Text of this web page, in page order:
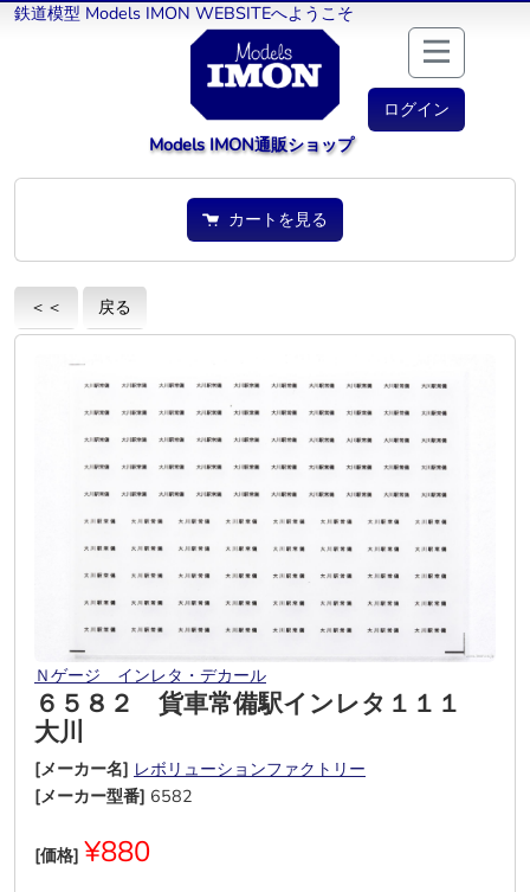
鉄道模型 Models IMON WEBSITEへようこそ
ログイン
Models IMON通販ショップ
カートを見る
＜＜ 戻る
Ｎゲージ インレタ・デカール
６５８２ 貨車常備駅インレタ１１１
大川
[メーカー名] レボリューションファクトリー
[メーカー型番] 6582
[価格] ¥880